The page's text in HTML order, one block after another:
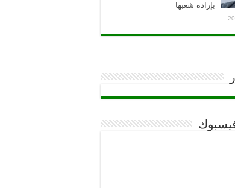
بإرادة شعبها
فيسبوك